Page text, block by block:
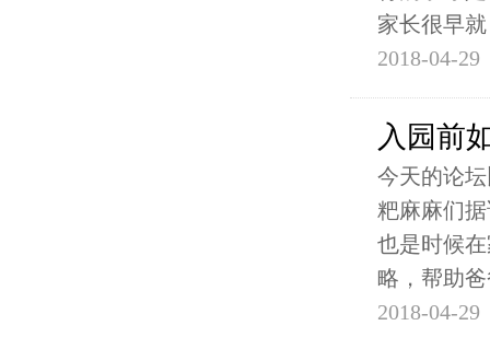
家长很早就
2018-04-29
入园前
今天的论
粑麻麻们
也是时候
略，帮助
2018-04-29